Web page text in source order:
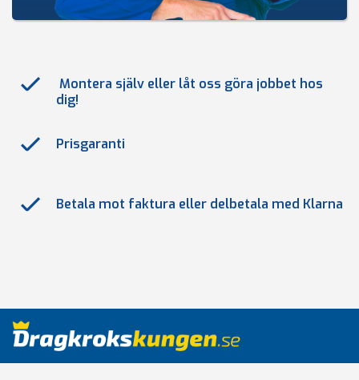
Montera själv eller låt oss göra jobbet hos
dig!
Prisgaranti
Betala mot faktura eller delbetala med Klarna